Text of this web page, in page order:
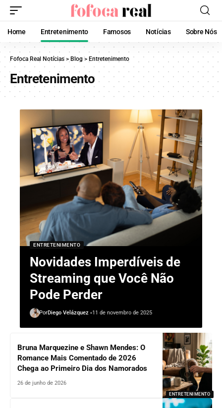
Home Entretenimento Famosos Notícias Sobre Nós
Fofoca Real Notícias> Blog > Entretenimento
Entretenimento
ENTRETENIMENTO
Novidades Imperdíveis de
Streaming que Você Não
Pode Perder
PorDiego Velázquez 11 de novembro de 2025
ENTRETENIMENTO
Bruna Marquezine e Shawn Mendes: O
Romance Mais Comentado de 2026
Chega ao Primeiro Dia dos Namorados
26 de junho de 2026